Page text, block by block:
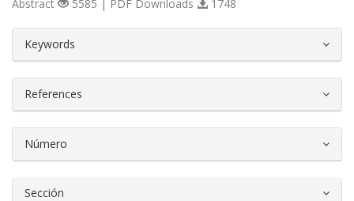
Abstract 5585 | PDF Downloads 1748
Keywords
References
Número
Sección